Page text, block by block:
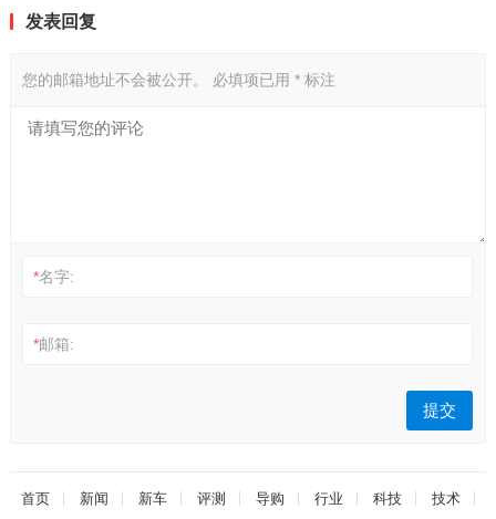
发表回复
您的邮箱地址不会被公开。 必填项已用 *标注
*名字:
*邮箱:
首页 新闻 新车 评测 导购 行业 科技 技术